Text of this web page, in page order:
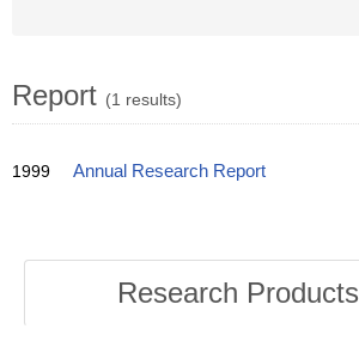
Report (1 results)
1999 Annual Research Report
Research Products